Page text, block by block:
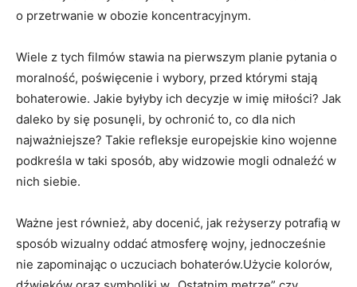
o przetrwanie w obozie koncentracyjnym.
Wiele z tych filmów stawia na pierwszym planie pytania o
moralność, poświęcenie i wybory, przed którymi stają
bohaterowie. Jakie byłyby ich decyzje w imię miłości? Jak
daleko by się posunęli, by ochronić to, co dla nich
najważniejsze? Takie refleksje europejskie kino wojenne
podkreśla w taki sposób, aby widzowie mogli odnaleźć w
nich siebie.
Ważne jest również, aby docenić, jak reżyserzy potrafią w
sposób wizualny oddać atmosferę wojny, jednocześnie
nie zapominając o uczuciach bohaterów.Użycie kolorów,